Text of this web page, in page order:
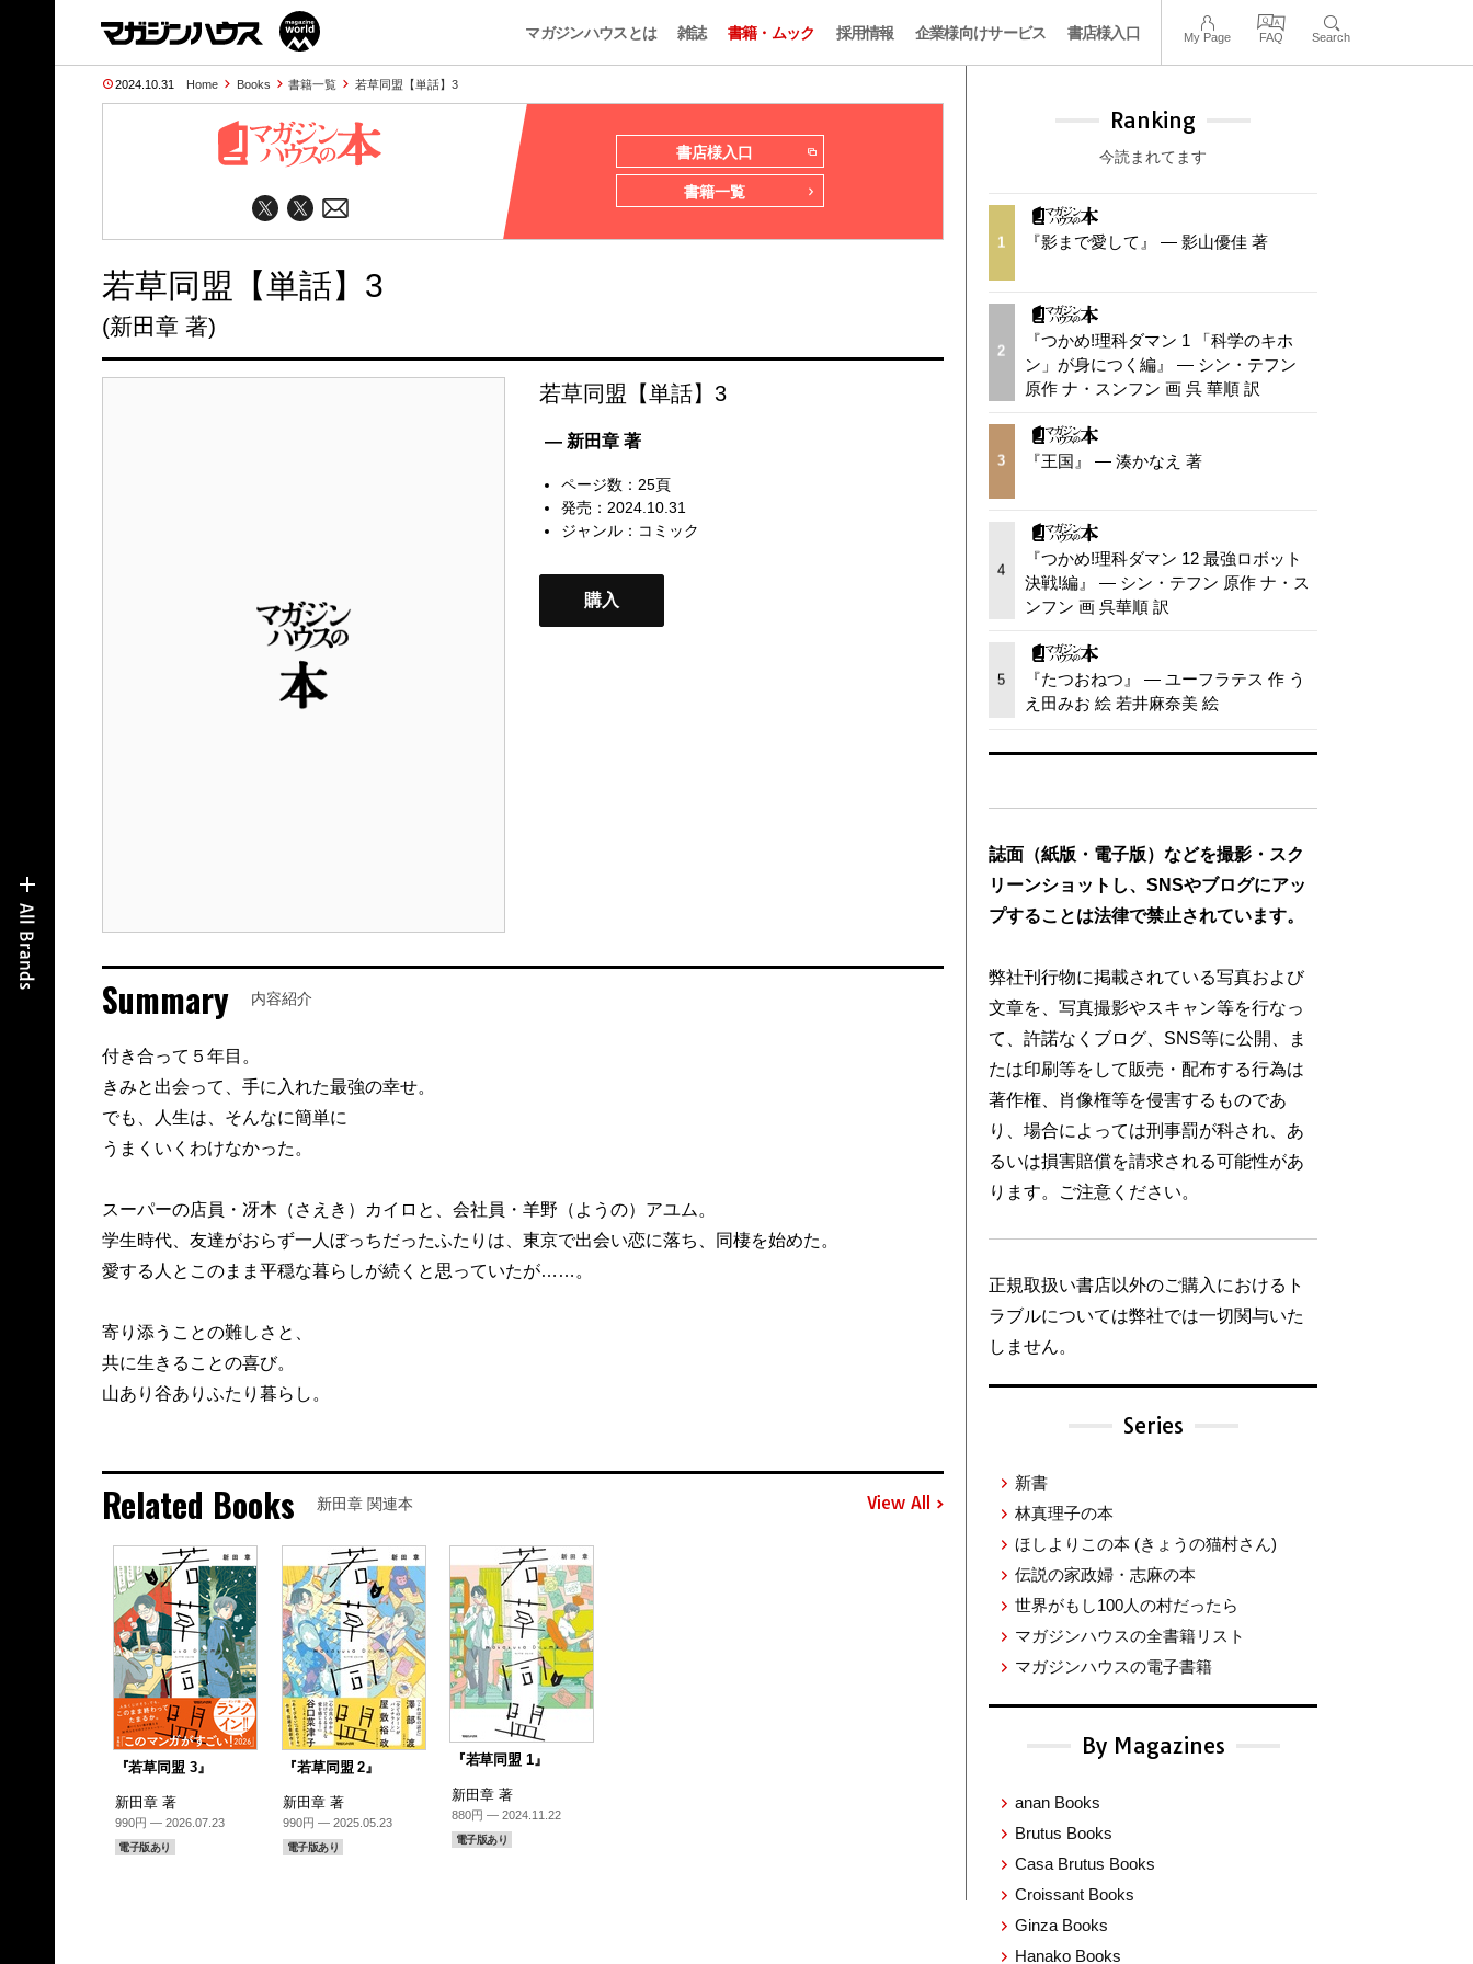
マガジンハウスとは 雑誌 書籍・ムック 採用情報 企業様向けサービス 書店様入口 My Page FAQ Search
2024.10.31 Home Books 書籍一覧 若草同盟【単話】3
書店様入口
書籍一覧
若草同盟【単話】3
(新田章 著)
若草同盟【単話】3
— 新田章 著
ページ数：25頁
発売：2024.10.31
ジャンル： コミック
購入
Summary 内容紹介
付き合って５年目。
きみと出会って、手に入れた最強の幸せ。
でも、人生は、そんなに簡単に
うまくいくわけなかった。
スーパーの店員・冴木（さえき）カイロと、会社員・羊野（ようの）アユム。
学生時代、友達がおらず一人ぼっちだったふたりは、東京で出会い恋に落ち、同棲を始めた。
愛する人とこのまま平穏な暮らしが続くと思っていたが……。
寄り添うことの難しさと、
共に生きることの喜び。
山あり谷ありふたり暮らし。
Related Books 新田章 関連本 View All
『若草同盟 3』
新田章 著
990円 — 2026.07.23
電子版あり
『若草同盟 2』
新田章 著
990円 — 2025.05.23
電子版あり
『若草同盟 1』
新田章 著
880円 — 2024.11.22
電子版あり
Ranking
今読まれてます
1 『影まで愛して』 — 影山優佳 著
2
『つかめ!理科ダマン 1 「科学のキホ
ン」が身につく編』 — シン・テフン
原作 ナ・スンフン 画 呉 華順 訳
3 『王国』 — 湊かなえ 著
4
『つかめ!理科ダマン 12 最強ロボット
決戦!編』 — シン・テフン 原作 ナ・ス
ンフン 画 呉華順 訳
5
『たつおねつ』 — ユーフラテス 作 う
え田みお 絵 若井麻奈美 絵
誌面（紙版・電子版）などを撮影・スク
リーンショットし、SNSやブログにアッ
プすることは法律で禁止されています。
弊社刊行物に掲載されている写真および
文章を、写真撮影やスキャン等を行なっ
て、許諾なくブログ、SNS等に公開、ま
たは印刷等をして販売・配布する行為は
著作権、肖像権等を侵害するものであ
り、場合によっては刑事罰が科され、あ
るいは損害賠償を請求される可能性があ
ります。ご注意ください。
正規取扱い書店以外のご購入におけるト
ラブルについては弊社では一切関与いた
しません。
Series
新書
林真理子の本
ほしよりこの本 (きょうの猫村さん)
伝説の家政婦・志麻の本
世界がもし100人の村だったら
マガジンハウスの全書籍リスト
マガジンハウスの電子書籍
By Magazines
anan Books
Brutus Books
Casa Brutus Books
Croissant Books
Ginza Books
Hanako Books